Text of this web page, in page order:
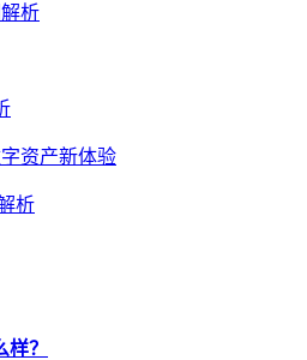
析
资产新体验
析
？